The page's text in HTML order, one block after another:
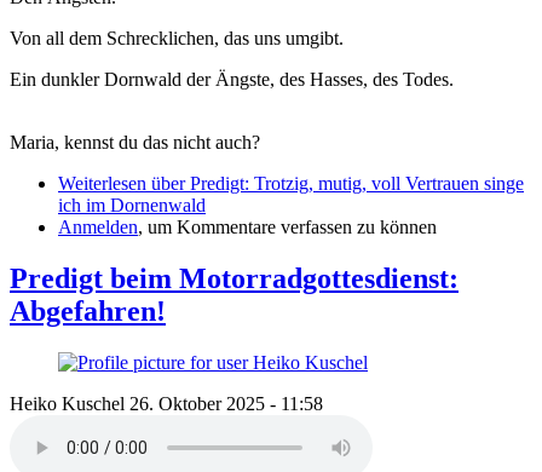
Von all dem Schrecklichen, das uns umgibt.
Ein dunkler Dornwald der Ängste, des Hasses, des Todes.
Maria, kennst du das nicht auch?
Weiterlesen über Predigt: Trotzig, mutig, voll Vertrauen singe
ich im Dornenwald
Anmelden, um Kommentare verfassen zu können
Predigt beim Motorradgottesdienst:
Abgefahren!
Heiko Kuschel 26. Oktober 2025 - 11:58